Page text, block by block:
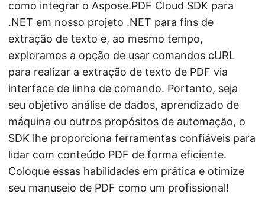
como integrar o Aspose.PDF Cloud SDK para
.NET em nosso projeto .NET para fins de
extração de texto e, ao mesmo tempo,
exploramos a opção de usar comandos cURL
para realizar a extração de texto de PDF via
interface de linha de comando. Portanto, seja
seu objetivo análise de dados, aprendizado de
máquina ou outros propósitos de automação, o
SDK lhe proporciona ferramentas confiáveis para
lidar com conteúdo PDF de forma eficiente.
Coloque essas habilidades em prática e otimize
seu manuseio de PDF como um profissional!